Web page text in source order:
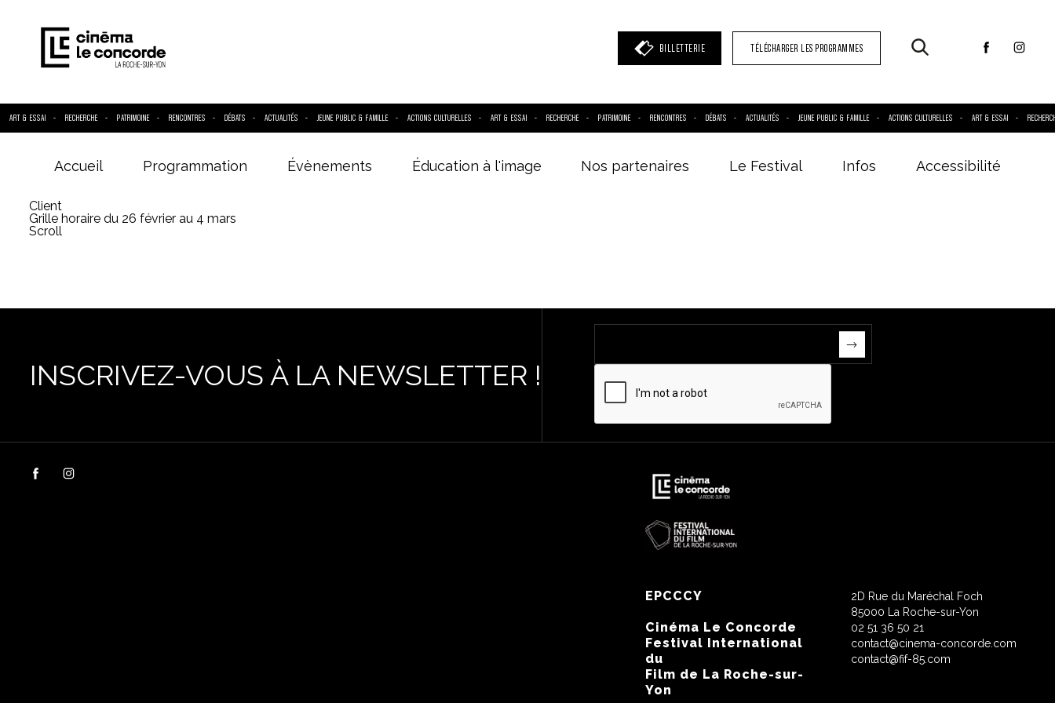
BILLETTERIE TÉLÉCHARGER LES PROGRAMMES
ART & ESSAI RECHERCHE PATRIMOINE RENCONTRES DÉBATS ACTUALITÉS JEUNE PUBLIC & FAMILLE ACTIONS CULTURELLES ART & ESSAI RECHERCHE PATRIMOINE RENCONTRES DÉBATS ACTUALITÉS JEUNE PUBLIC & FAMILLE ACTIONS CULTURELLES ART & ESSAI
Accueil Programmation Évènements Éducation à l'image Nos partenaires Le Festival Infos Accessibilité
Client
Grille horaire du 26 février au 4 mars
Scroll
INSCRIVEZ-VOUS À LA NEWSLETTER !
EPCCCY
Cinéma Le Concorde
Festival International
du
Film de La Roche-sur-
Yon
2D Rue du Maréchal Foch
85000 La Roche-sur-Yon
02 51 36 50 21
contact@cinema-concorde.com
contact@fif-85.com